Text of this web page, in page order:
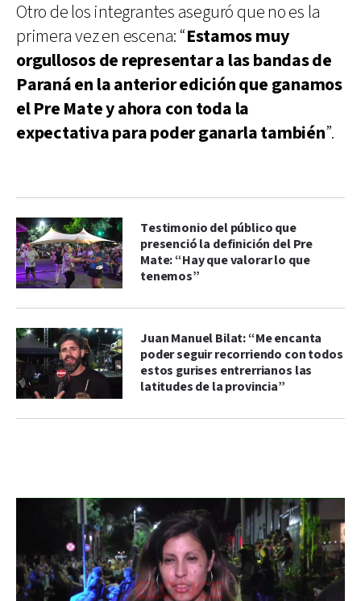
Otro de los integrantes aseguró que no es la
primera vez en escena: “Estamos muy
orgullosos de representar a las bandas de
Paraná en la anterior edición que ganamos
el Pre Mate y ahora con toda la
expectativa para poder ganarla también”.
Testimonio del público que
presenció la definición del Pre
Mate: “Hay que valorar lo que
tenemos”
Juan Manuel Bilat: “Me encanta
poder seguir recorriendo con todos
estos gurises entrerrianos las
latitudes de la provincia”